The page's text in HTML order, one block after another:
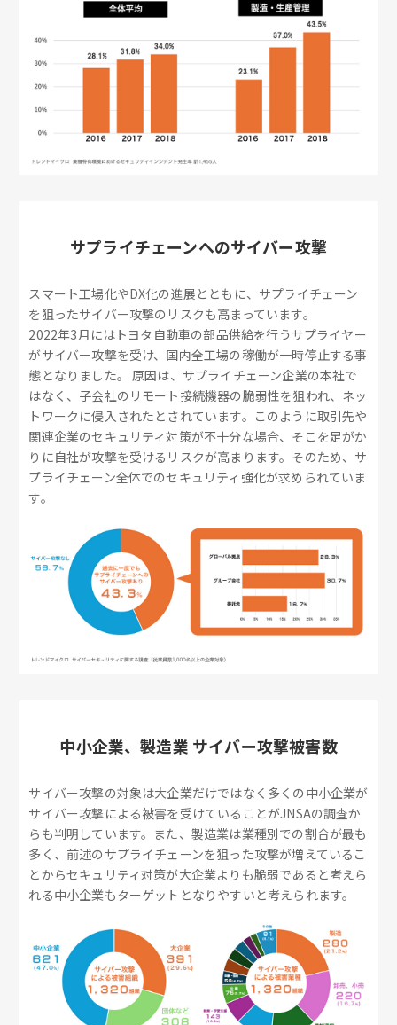
サプライチェーンへのサイバー攻撃
スマート工場化やDX化の進展とともに、サプライチェーン
を狙ったサイバー攻撃のリスクも高まっています。
2022年3月にはトヨタ自動車の部品供給を行うサプライヤー
がサイバー攻撃を受け、国内全工場の稼働が一時停止する事
態となりました。 原因は、サプライチェーン企業の本社で
はなく、子会社のリモート接続機器の脆弱性を狙われ、ネッ
トワークに侵入されたとされています。このように取引先や
関連企業のセキュリティ対策が不十分な場合、そこを足がか
りに自社が攻撃を受けるリスクが高まります。そのため、サ
プライチェーン全体でのセキュリティ強化が求められていま
す。
中小企業、製造業 サイバー攻撃被害数
サイバー攻撃の対象は大企業だけではなく多くの中小企業が
サイバー攻撃による被害を受けていることがJNSAの調査か
らも判明しています。また、製造業は業種別での割合が最も
多く、前述のサプライチェーンを狙った攻撃が増えているこ
とからセキュリティ対策が大企業よりも脆弱であると考えら
れる中小企業もターゲットとなりやすいと考えられます。